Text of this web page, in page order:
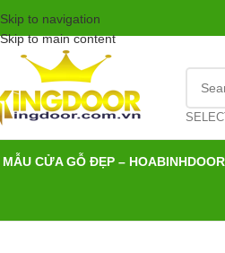
Skip to navigation
Skip to main content
MẪU CỬA GỖ ĐẸP –